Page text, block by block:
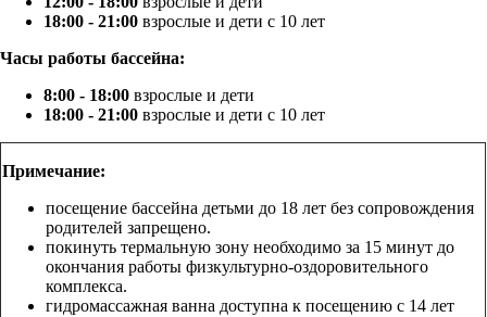
18:00 - 21:00 взрослые и дети с 10 лет
Часы работы бассейна:
8:00 - 18:00 взрослые и дети
18:00 - 21:00 взрослые и дети с 10 лет
Примечание:
посещение бассейна детьми до 18 лет без сопровождения
родителей запрещено.
покинуть термальную зону необходимо за 15 минут до
окончания работы физкультурно-оздоровительного
комплекса.
гидромассажная ванна доступна к посещению с 14 лет